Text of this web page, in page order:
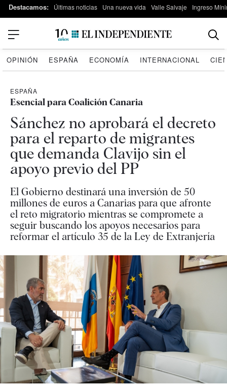
Destacamos: Últimas noticias Una nueva vida Valle Salvaje Ingreso
OPINIÓN ESPAÑA ECONOMÍA INTERNACIONAL
ESPAÑA
Esencial para Coalición Canaria
Sánchez no aprobará el decreto
para el reparto de migrantes
que demanda Clavijo sin el
apoyo previo del PP
El Gobierno destinará una inversión de 50
millones de euros a Canarias para que afronte
el reto migratorio mientras se compromete a
seguir buscando los apoyos necesarios para
reformar el artículo 35 de la Ley de Extranjería